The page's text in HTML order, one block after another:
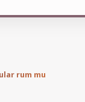
rum mu